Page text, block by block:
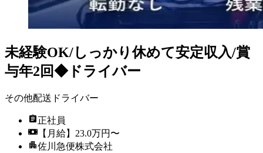
未経験OK/しっかり休めて安定収入/賞
与年2回◆ドライバー
その他配送ドライバー
正社員
【月給】23.0万円〜
佐川急便株式会社